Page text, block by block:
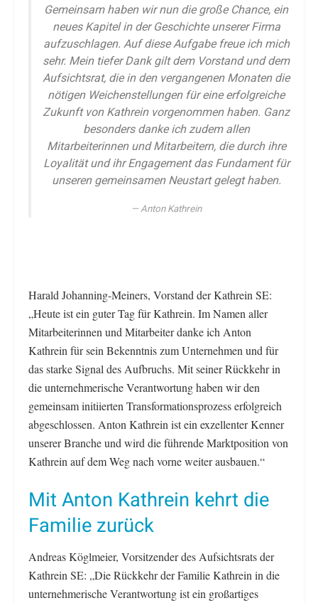
Gemeinsam haben wir nun die große Chance, ein
neues Kapitel in der Geschichte unserer Firma
aufzuschlagen. Auf diese Aufgabe freue ich mich
sehr. Mein tiefer Dank gilt dem Vorstand und dem
Aufsichtsrat, die in den vergangenen Monaten die
nötigen Weichenstellungen für eine erfolgreiche
Zukunft von Kathrein vorgenommen haben. Ganz
besonders danke ich zudem allen
Mitarbeiterinnen und Mitarbeitern, die durch ihre
Loyalität und ihr Engagement das Fundament für
unseren gemeinsamen Neustart gelegt haben.
Anton Kathrein
Harald Johanning-Meiners, Vorstand der Kathrein SE:
„Heute ist ein guter Tag für Kathrein. Im Namen aller
Mitarbeiterinnen und Mitarbeiter danke ich Anton
Kathrein für sein Bekenntnis zum Unternehmen und für
das starke Signal des Aufbruchs. Mit seiner Rückkehr in
die unternehmerische Verantwortung haben wir den
gemeinsam initiierten Transformationsprozess erfolgreich
abgeschlossen. Anton Kathrein ist ein exzellenter Kenner
unserer Branche und wird die führende Marktposition von
Kathrein auf dem Weg nach vorne weiter ausbauen.“
Mit Anton Kathrein kehrt die
Familie zurück
Andreas Köglmeier, Vorsitzender des Aufsichtsrats der
Kathrein SE: „Die Rückkehr der Familie Kathrein in die
unternehmerische Verantwortung ist ein großartiges